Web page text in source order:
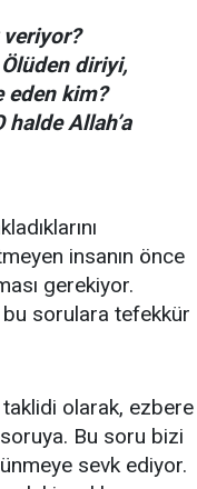
veriyor?
diriyi,
eden kim?
halde Allah’a
insanın önce
gerekiyor.
bu sorulara tefekkür
taklidi olarak, ezbere
Bu soru bizi
sevk ediyor.